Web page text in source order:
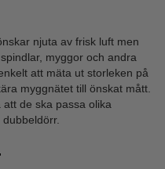
njuta av frisk luft men
myggor och andra
att mäta ut storleken på
myggnätet till önskat mått.
de ska passa olika